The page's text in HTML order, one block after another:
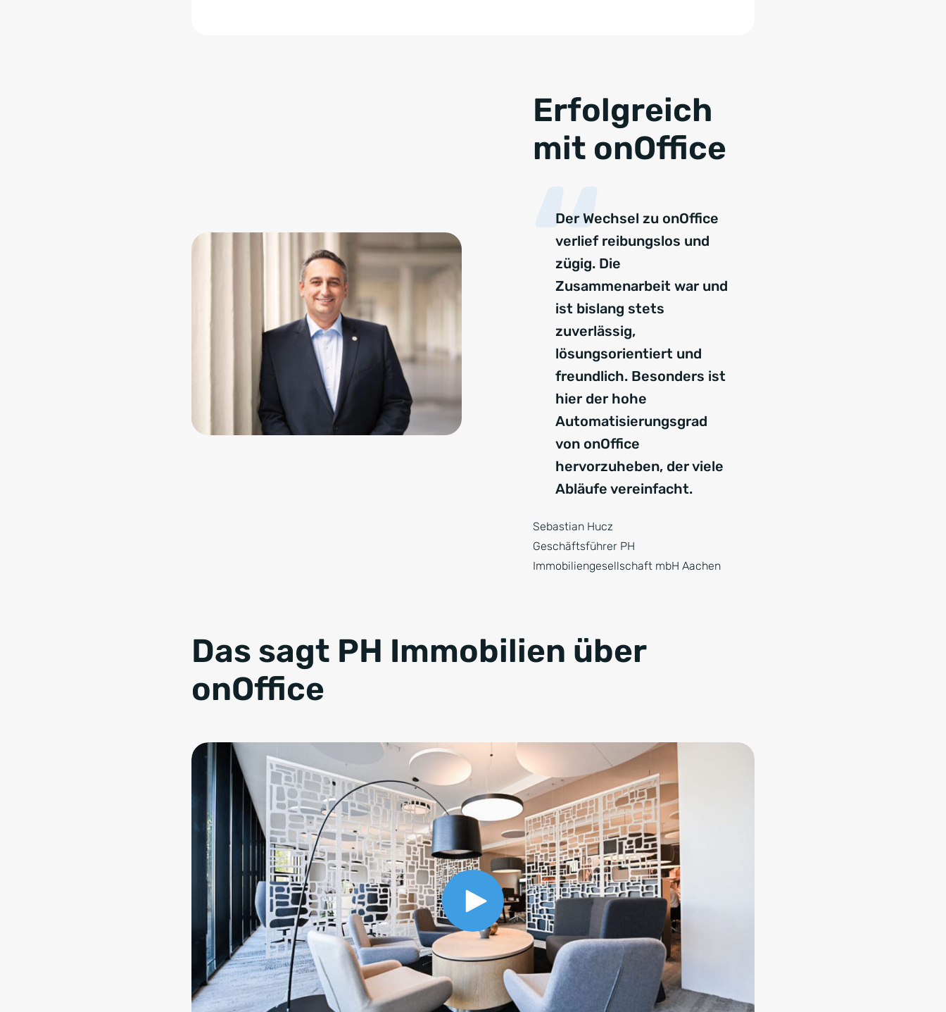
Erfolgreich
mit onOffice
Der Wechsel zu onOffice
verlief reibungslos und
zügig. Die
Zusammenarbeit war und
ist bislang stets
zuverlässig,
lösungsorientiert und
freundlich. Besonders ist
hier der hohe
Automatisierungsgrad
von onOffice
hervorzuheben, der viele
Abläufe vereinfacht.
Sebastian Hucz
Geschäftsführer PH
Immobiliengesellschaft mbH Aachen
Das sagt PH Immobilien über
onOffice